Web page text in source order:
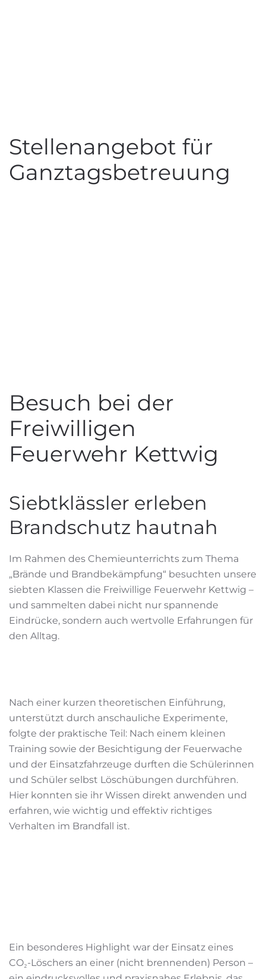
Stellenangebot für
Ganztagsbetreuung
Besuch bei der
Freiwilligen
Feuerwehr Kettwig
Siebtklässler erleben
Brandschutz hautnah
Im Rahmen des Chemieunterrichts zum Thema
„Brände und Brandbekämpfung“ besuchten unsere
siebten Klassen die Freiwillige Feuerwehr Kettwig –
und sammelten dabei nicht nur spannende
Eindrücke, sondern auch wertvolle Erfahrungen für
den Alltag.
Nach einer kurzen theoretischen Einführung,
unterstützt durch anschauliche Experimente,
folgte der praktische Teil: Nach einem kleinen
Training sowie der Besichtigung der Feuerwache
und der Einsatzfahrzeuge durften die Schülerinnen
und Schüler selbst Löschübungen durchführen.
Hier konnten sie ihr Wissen direkt anwenden und
erfahren, wie wichtig und effektiv richtiges
Verhalten im Brandfall ist.
Ein besonderes Highlight war der Einsatz eines
CO₂-Löschers an einer (nicht brennenden) Person –